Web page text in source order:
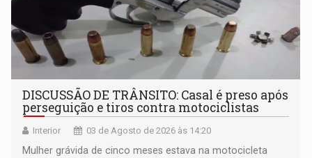
DISCUSSÃO DE TRÂNSITO: Casal é preso após
perseguição e tiros contra motociclistas
Interior 03 de Agosto de 2026 às 14:20
Mulher grávida de cinco meses estava na motocicleta